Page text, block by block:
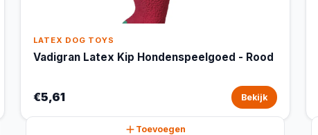
LATEX DOG TOYS
Vadigran Latex Kip Hondenspeelgoed - Rood
€5,61 Bekijk
Toevoegen